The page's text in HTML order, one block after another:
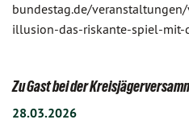
bundestag.de/
illusion-das-riskante-spiel-
Zu Gast bei der
28.03.2026